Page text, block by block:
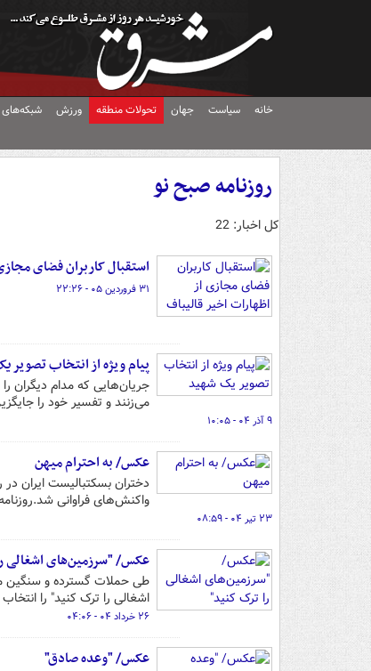
خانه سیاست جهان تحولات منطقه ورزش شبکه‌های
روزنامه صبح نو
کل اخبار: 22
استقبال کاربران فضای
۳۱ فروردین ۰۵ - ۲۲:۲۶
پیام ویژه از انتخاب تصویر
جریان‌هایی که مدام دیگران
می‌زنند و تفسیر خود را
۹ آذر ۰۴ - ۱۰:۰۵
عکس/ به احترام میهن
دختران بسکتبالیست ایران
واکنش‌های فراوانی
۲۳ تیر ۰۴ - ۰۸:۵۹
عکس/ "سرزمین‌های اشغالی
طی حملات گسترده و سنگین
اشغالی را ترک کنید" را
۲۶ خرداد ۰۴ - ۰۴:۰۶
عکس/ "وعده صادق"